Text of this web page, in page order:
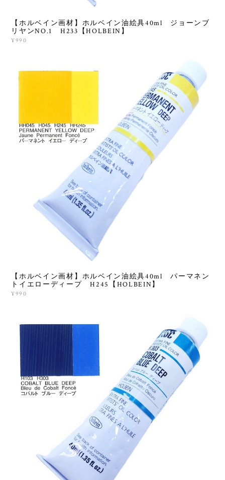
【ホルベイン画材】ホルベイン油絵具40ml ジョーンブ
リヤンNO.1 H233【HOLBEIN】
¥990
【ホルベイン画材】ホルベイン油絵具40ml パーマネン
トイエローディープ H245【HOLBEIN】
¥990